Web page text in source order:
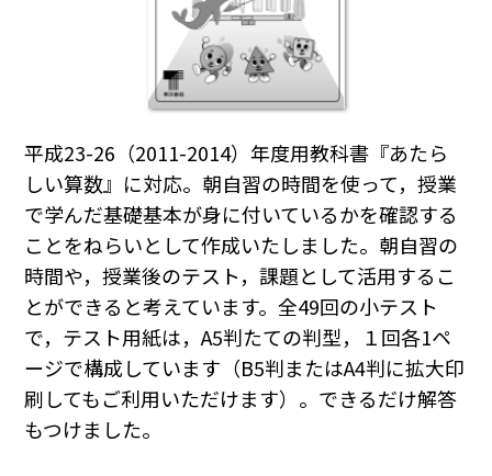
平成23-26（2011-2014）年度用教科書『あたら
しい算数』に対応。朝自習の時間を使って，授業
で学んだ基礎基本が身に付いているかを確認する
ことをねらいとして作成いたしました。朝自習の
時間や，授業後のテスト，課題として活用するこ
とができると考えています。全49回の小テスト
で，テスト用紙は，A5判たての判型，１回各1ペ
ージで構成しています（B5判またはA4判に拡大印
刷してもご利用いただけます）。できるだけ解答
もつけました。